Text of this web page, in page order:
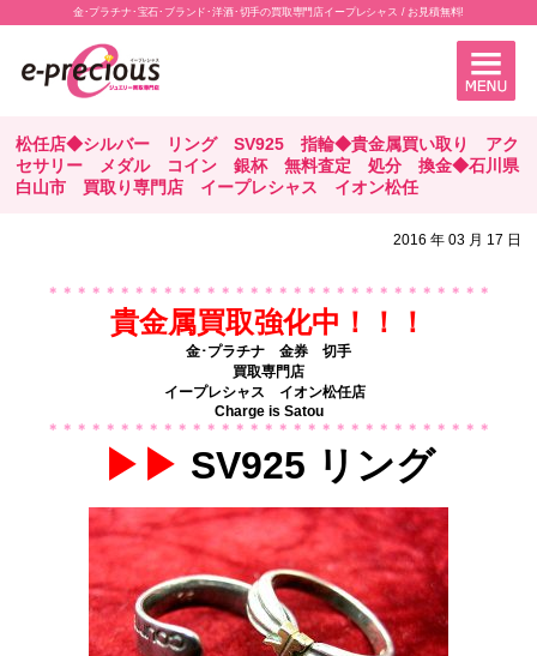
金･プラチナ･宝石･ブランド･洋酒･切手の買取専門店イープレシャス / お見積無料!
松任店◆シルバー リング SV925 指輪◆貴金属買い取り アク
セサリー メダル コイン 銀杯 無料査定 処分 換金◆石川県
白山市 買取り専門店 イープレシャス イオン松任
2016 年 03 月 17 日
＊＊＊＊＊＊＊＊＊＊＊＊＊＊＊＊＊＊＊＊＊＊＊＊＊＊＊＊＊＊＊
貴金属買取強化中！！！
金･プラチナ 金券 切手
買取専門店
イープレシャス イオン松任店
Charge is Satou
＊＊＊＊＊＊＊＊＊＊＊＊＊＊＊＊＊＊＊＊＊＊＊＊ ＊＊＊＊＊＊＊
▶▶ SV925 リング